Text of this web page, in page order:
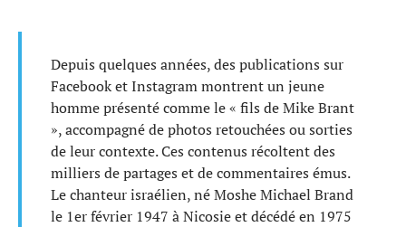
Depuis quelques années, des publications sur
Facebook et Instagram montrent un jeune
homme présenté comme le « fils de Mike Brant
», accompagné de photos retouchées ou sorties
de leur contexte. Ces contenus récoltent des
milliers de partages et de commentaires émus.
Le chanteur israélien, né Moshe Michael Brand
le 1er février 1947 à Nicosie et décédé en 1975